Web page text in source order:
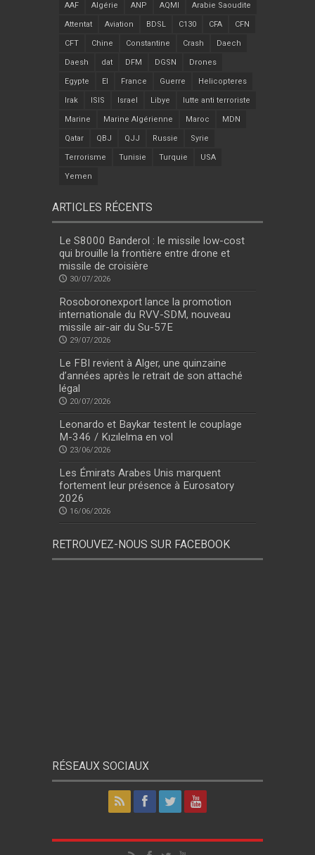
AAF Algérie ANP AQMI Arabie Saoudite
Attentat Aviation BDSL C130 CFA CFN
CFT Chine Constantine Crash Daech
Daesh dat DFM DGSN Drones
Egypte EI France Guerre Helicopteres
Irak ISIS Israel Libye lutte anti terroriste
Marine Marine Algérienne Maroc MDN
Qatar QBJ QJJ Russie Syrie
Terrorisme Tunisie Turquie USA
Yemen
ARTICLES RÉCENTS
Le S8000 Banderol : le missile low-cost
qui brouille la frontière entre drone et
missile de croisière
30/07/2026
Rosoboronexport lance la promotion
internationale du RVV-SDM, nouveau
missile air-air du Su-57E
29/07/2026
Le FBI revient à Alger, une quinzaine
d’années après le retrait de son attaché
légal
20/07/2026
Leonardo et Baykar testent le couplage
M-346 / Kızılelma en vol
23/06/2026
Les Émirats Arabes Unis marquent
fortement leur présence à Eurosatory
2026
16/06/2026
RETROUVEZ-NOUS SUR FACEBOOK
RÉSEAUX SOCIAUX